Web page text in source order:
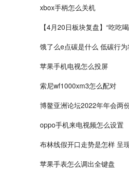
xbox手柄怎么关机
【4月20日板块复盘】“吃吃
饿了么e点碳是什么 低碳行
苹果手机电视怎么投屏
索尼wf1000xm3怎么配对
博鳌亚洲论坛2022年年会两
oppo手机来电视频怎么设置
布林线假开口走势是怎样 呈
苹果手表怎么调出全键盘